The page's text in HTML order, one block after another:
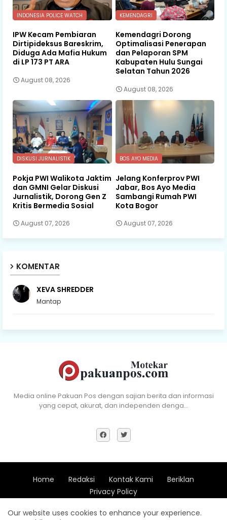
INDONESIA POLICE WATCH
IPW Kecam Pembiaran
Dirtipideksus Bareskrim,
Diduga Ada Mafia Hukum
di LP 173 PT ARA
August 08, 2026
KEMENDAGRI
Kemendagri Dorong
Optimalisasi Penerapan
dan Pelaporan SPM
Kabupaten Hulu Sungai
Selatan Tahun 2026
August 08, 2026
DISKUSI JURNALISTIK
Pokja PWI Walikota Jaktim
dan GMNI Gelar Diskusi
Jurnalistik, Dorong Gen Z
Kritis Bermedia Sosial
August 07, 2026
BOS AYO MEDIA
Jelang Konferprov PWI
Jabar, Bos Ayo Media
Sambangi Rumah PWI
Kota Bogor
August 07, 2026
KOMENTAR
XEVA SHREDDER
Mantap
Media online Pakuan Pos dengan sajian berita dan informasi
yang cepat, akurat, dan independen denga…
Home Redaksi Kontak Kami
Beriklan
Privacy Policy
Our website uses cookies to enhance your experience.